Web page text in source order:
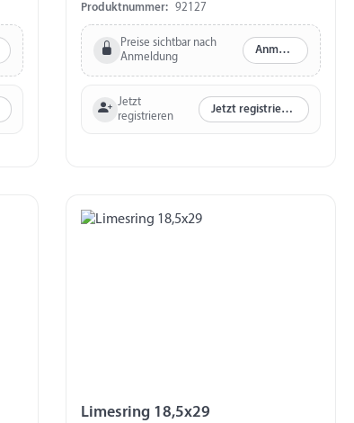
Produktnummer: 92127
Preise sichtbar nach
Anmeldung
Anmelden
Jetzt
registrieren
Jetzt registrieren
Limesring 18,5x29